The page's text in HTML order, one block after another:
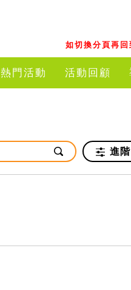
如切換分頁再
熱門活動 活動回顧
進階